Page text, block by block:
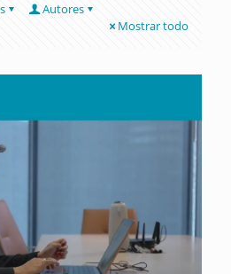
Autores
Mostrar todo